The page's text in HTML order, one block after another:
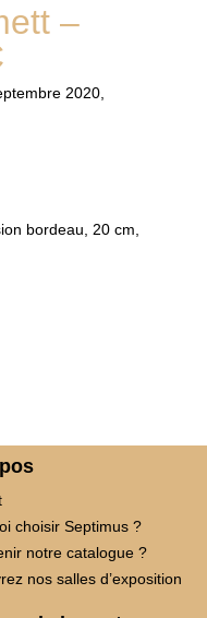
–
2020
bordeau, 20 cm,
choisir Septimus ?
notre catalogue ?
nos salles d’exposition